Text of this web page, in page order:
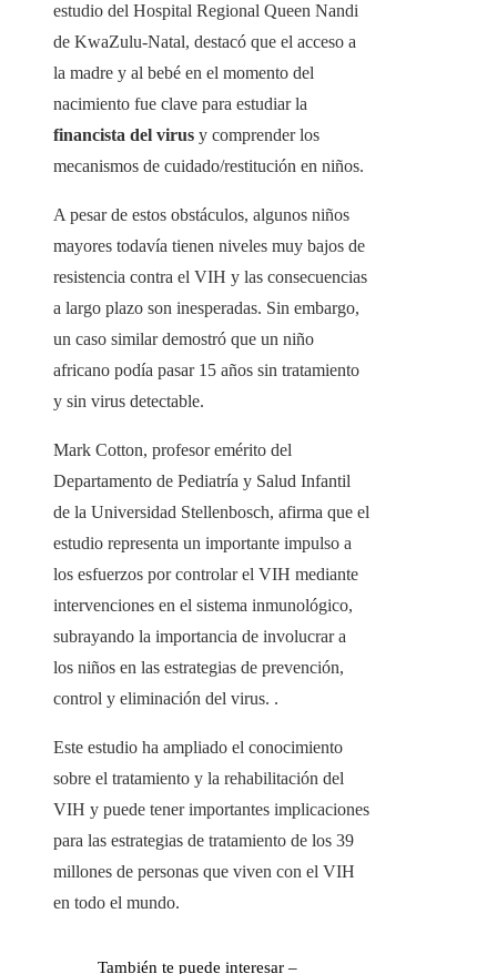
estudio del Hospital Regional Queen Nandi
de KwaZulu-Natal, destacó que el acceso a
la madre y al bebé en el momento del
nacimiento fue clave para estudiar la
financista del virus y comprender los
mecanismos de cuidado/restitución en niños.
A pesar de estos obstáculos, algunos niños
mayores todavía tienen niveles muy bajos de
resistencia contra el VIH y las consecuencias
a largo plazo son inesperadas. Sin embargo,
un caso similar demostró que un niño
africano podía pasar 15 años sin tratamiento
y sin virus detectable.
Mark Cotton, profesor emérito del
Departamento de Pediatría y Salud Infantil
de la Universidad Stellenbosch, afirma que el
estudio representa un importante impulso a
los esfuerzos por controlar el VIH mediante
intervenciones en el sistema inmunológico,
subrayando la importancia de involucrar a
los niños en las estrategias de prevención,
control y eliminación del virus. .
Este estudio ha ampliado el conocimiento
sobre el tratamiento y la rehabilitación del
VIH y puede tener importantes implicaciones
para las estrategias de tratamiento de los 39
millones de personas que viven con el VIH
en todo el mundo.
También te puede interesar –